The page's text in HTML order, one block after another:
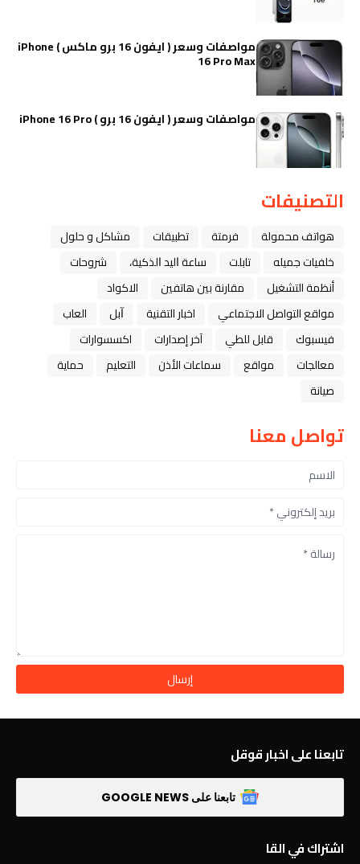
مواصفات وسعر ( ايفون 16 برو ماكس ) iPhone
16 Pro Max
مواصفات وسعر ( ايفون 16 برو ) iPhone 16 Pro
التصنيفات
هواتف محمولة فرمتة تطبيقات
مشاكل و حلول
خلفيات جميله
تابلت ﺳﺎﻋﺔ ﺍﻟﻴﺪ ﺍﻟﺬﻛﻴﺔ،
شروحات
أنظمة التشغيل
مقارنة بين هاتفين
الاكواد
مواقع التواصل الاجتماعي
اخبار التقنية ﺁﺑﻞ
العاب
فيسبوك
قابل للطي آخر إصدارات
اكسسوارات
معالجات
مواقع سماعات الأذن التعليم
حماية
صيانة
تواصل معنا
تابعنا على اخبار قوقل
تابعنا على GOOGLE NEWS
اشتراك في القا